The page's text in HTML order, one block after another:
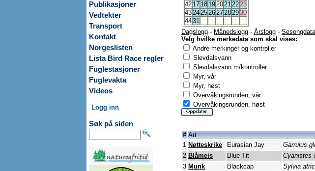
Publikasjoner
Vedtekter
Transport
Kontakt
Norgeslisten
Lista Bird Race regler
Fuglestasjoner
Fuglevakta
Videos
Logg inn
Søk på siden
42 17 18 1920212223
4324252627282930
4431
Dagslogg - Månedslogg - Årslogg - Sesongdata
Velg hvilke merkedata som skal vises:
Andre merkinger og kontroller
Slevdalsvann
Slevdalsvann m/kontroller
Myr, vår
Myr, høst
Overvåkingsrunden, vår
Overvåkingsrunden, høst
# Art
1 Nøtteskrike Eurasian Jay Garrulus
2 Blåmeis Blue Tit Cyanistes
3 Munk Blackcap Sylvia